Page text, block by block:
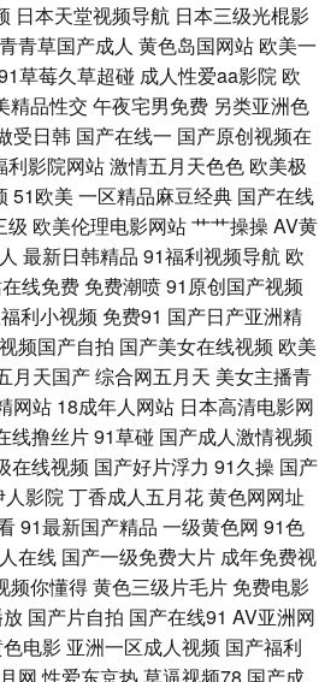
经典三级 天堂av影院 欧美成人一
草视频一区 东京热一二三 超碰在
屄 国产伪娘视频 超碰人人98色 日
韩 三级日本黑人 人妻人人草 老司
址大全 亚洲三级国产 四虎网址久久
资源美女 91视频91自 91福利在线
国产传媒合集 东方AV成人影视 超
线一二 伊人精品视频 亚洲激情 伊
欧美轮理 后入妹妹 美国激情综合
美日韩国产 蜜桃成人AV 内射白丝
欧美成人超碰 天天干免费视频 91超
日本天堂视频导航 日本三级光棍影
青青草国产成人 黄色岛国网站 欧美一
草莓久草超碰 成人性爱aa影院 欧
精品性交 午夜宅男免费 另类亚洲色
受日韩 国产在线一 国产原创视频在
利影院网站激情五月天色色 欧美极
51欧美 一区精品麻豆经典 国产在线
级 欧美伦理电影网站艹艹操操AV黄
最新日韩精品 91福利视频导航 欧
线免费 免费潮喷91原创国产视频
利小视频 免费91 国产日产亚洲精
频国产自拍 国产美女在线视频 欧美
月天国产综合网五月天 美女主播青
网站 18成年人网站 日本高清电影网
线撸丝片91草碰 国产成人激情视频
在线视频 国产好片浮力 91久操 国产
人影院丁香成人五月花黄色网网址
91最新国产精品 一级黄色网 91色
在线 国产一级免费大片 成年免费视
频你懂得黄色三级片毛片 免费电影
国产片自拍 国产在线91 AV亚洲网
电影 亚洲一区成人视频 国产福利